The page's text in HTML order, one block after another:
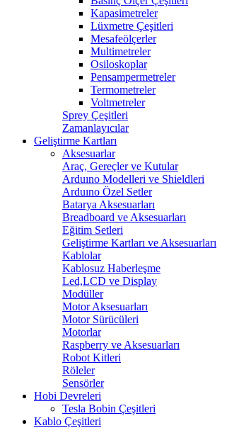
Kapasimetreler
Lüxmetre Çeşitleri
Mesafeölçerler
Multimetreler
Osiloskoplar
Pensampermetreler
Termometreler
Voltmetreler
Sprey Çeşitleri
Zamanlayıcılar
Geliştirme Kartları
Aksesuarlar
Araç, Gereçler ve Kutular
Arduıno Modelleri ve Shieldleri
Arduıno Özel Setler
Batarya Aksesuarları
Breadboard ve Aksesuarları
Eğitim Setleri
Geliştirme Kartları ve Aksesuarları
Kablolar
Kablosuz Haberleşme
Led,LCD ve Display
Modüller
Motor Aksesuarları
Motor Sürücüleri
Motorlar
Raspberry ve Aksesuarları
Robot Kitleri
Röleler
Sensörler
Hobi Devreleri
Tesla Bobin Çeşitleri
Kablo Çeşitleri